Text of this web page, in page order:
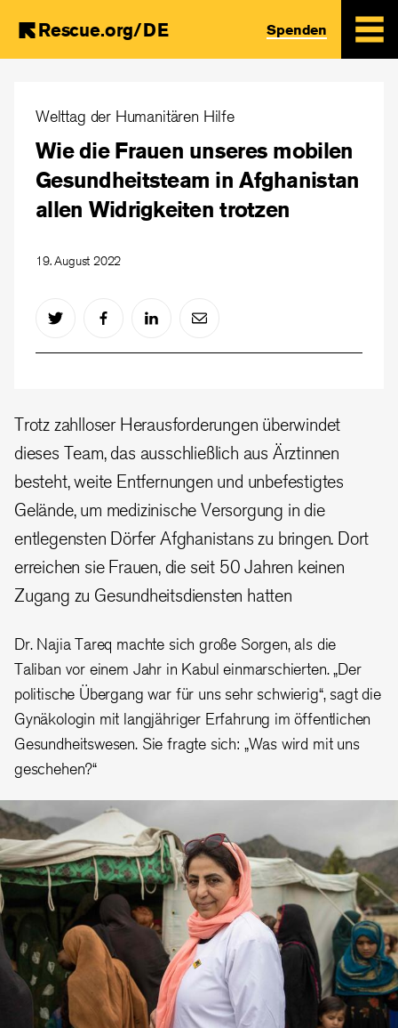
content
Rescue.org/DE Spenden
Welttag der Humanitären Hilfe
Wie die Frauen unseres mobilen
Gesundheitsteam in Afghanistan
allen Widrigkeiten trotzen
19. August 2022
Trotz zahlloser Herausforderungen überwindet
dieses Team, das ausschließlich aus Ärztinnen
besteht, weite Entfernungen und unbefestigtes
Gelände, um medizinische Versorgung in die
entlegensten Dörfer Afghanistans zu bringen. Dort
erreichen sie Frauen, die seit 50 Jahren keinen
Zugang zu Gesundheitsdiensten hatten
Dr. Najia Tareq machte sich große Sorgen, als die
Taliban vor einem Jahr in Kabul einmarschierten. „Der
politische Übergang war für uns sehr schwierig“, sagt die
Gynäkologin mit langjähriger Erfahrung im öffentlichen
Gesundheitswesen. Sie fragte sich: „Was wird mit uns
geschehen?“